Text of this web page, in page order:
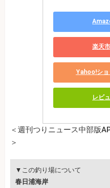
楽天
Yahoo!ショ
レビ
＜週刊つりニュース中部版
＞
▼この釣り場について
春日浦海岸